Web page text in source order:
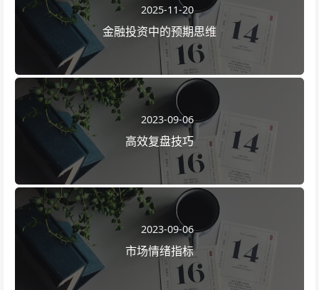
2025-11-20
金融投资中的预期思维
2023-09-06
高效复盘技巧
2023-09-06
市场情绪指标